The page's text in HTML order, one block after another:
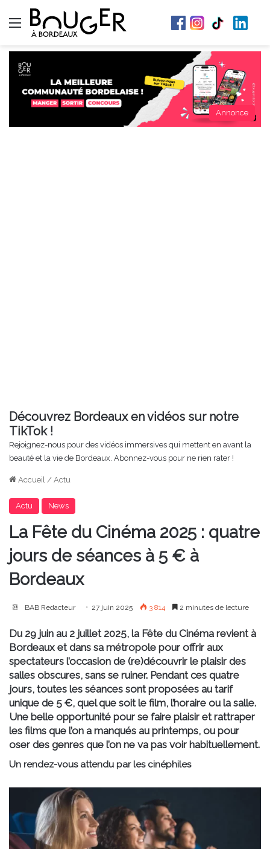
Menu
Annonce
Découvrez Bordeaux en vidéos sur notre
TikTok !
Rejoignez-nous pour des vidéos immersives qui mettent en avant la
beauté et la vie de Bordeaux. Abonnez-vous pour ne rien rater !
Accueil / Actu
Actu News
La Fête du Cinéma 2025 : quatre
jours de séances à 5 € à
Bordeaux
BAB Redacteur 27 juin 2025 3 814 2 minutes de lecture
Du 29 juin au 2 juillet 2025, la Fête du Cinéma revient à
Bordeaux et dans sa métropole pour offrir aux
spectateurs l’occasion de (re)découvrir le plaisir des
salles obscures, sans se ruiner. Pendant ces quatre
jours, toutes les séances sont proposées au tarif
unique de 5 €, quel que soit le film, l’horaire ou la salle.
Une belle opportunité pour se faire plaisir et rattraper
les films que l’on a manqués au printemps, ou pour
oser des genres que l’on ne va pas voir habituellement.
Un rendez-vous attendu par les cinéphiles